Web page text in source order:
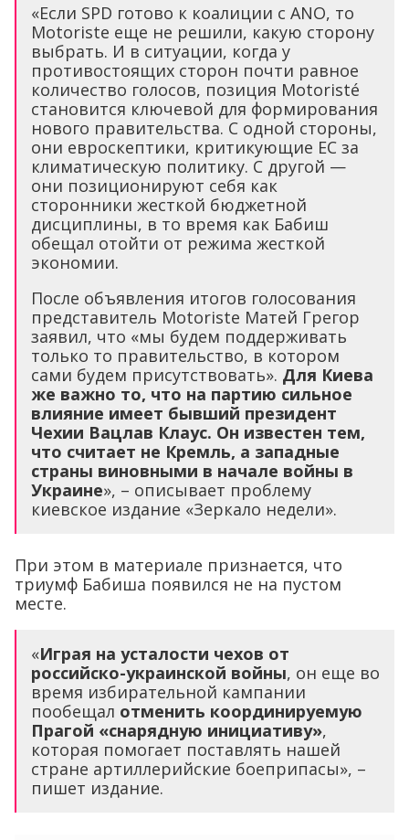
«Если SPD готово к коалиции с ANO, то
Motoristе еще не решили, какую сторону
выбрать. И в ситуации, когда у
противостоящих сторон почти равное
количество голосов, позиция Motoristé
становится ключевой для формирования
нового правительства. С одной стороны,
они евроскептики, критикующие ЕС за
климатическую политику. С другой —
они позиционируют себя как
сторонники жесткой бюджетной
дисциплины, в то время как Бабиш
обещал отойти от режима жесткой
экономии.
После объявления итогов голосования
представитель Motoristе Матей Грегор
заявил, что «мы будем поддерживать
только то правительство, в котором
сами будем присутствовать». Для Киева
же важно то, что на партию сильное
влияние имеет бывший президент
Чехии Вацлав Клаус. Он известен тем,
что считает не Кремль, а западные
страны виновными в начале войны в
Украине», – описывает проблему
киевское издание «Зеркало недели».
При этом в материале признается, что
триумф Бабиша появился не на пустом
месте.
«Играя на усталости чехов от
российско-украинской войны, он еще во
время избирательной кампании
пообещал отменить координируемую
Прагой «снарядную инициативу»,
которая помогает поставлять нашей
стране артиллерийские боеприпасы», –
пишет издание.